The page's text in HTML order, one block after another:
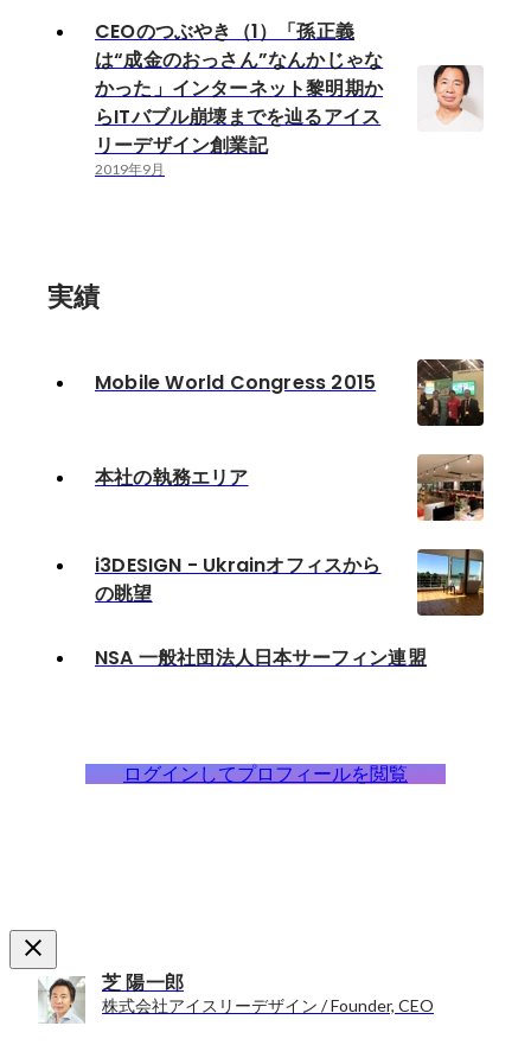
CEOのつぶやき（1）「孫正義
は“成金のおっさん”なんかじゃな
かった」インターネット黎明期か
らITバブル崩壊までを辿るアイス
リーデザイン創業記
2019年9月
実績
Mobile World Congress 2015
本社の執務エリア
i3DESIGN - Ukrainオフィスから
の眺望
NSA 一般社団法人日本サーフィン連盟
ログインしてプロフィールを閲覧
芝 陽一郎
株式会社アイスリーデザイン / Founder, CEO